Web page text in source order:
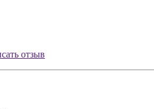
отзыв